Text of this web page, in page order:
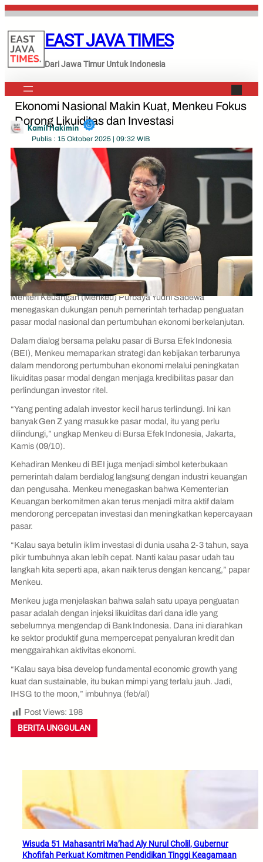
Lewati
konten
EAST JAVA TIMES
Dari Jawa Timur Untuk Indonesia
Ekonomi Nasional Makin Kuat, Menkeu Fokus
Dorong Likuiditas dan Investasi
Kamil Hakimin
Publis : 15 Oktober 2025 | 09:32 WIB
Menteri Keuangan (Menkeu) Purbaya Yudhi Sadewa
menegaskan dukungan penuh pemerintah terhadap penguatan
pasar modal nasional dan pertumbuhan ekonomi berkelanjutan.
Dalam dialog bersama pelaku pasar di Bursa Efek Indonesia
(BEI), Menkeu memaparkan strategi dan kebijakan terbarunya
dalam mendorong pertumbuhan ekonomi melalui peningkatan
likuiditas pasar modal dengan menjaga kredibilitas pasar dan
perlindungan investor ritel.
“Yang penting adalah investor kecil harus terlindungi. Ini kan
banyak Gen Z yang masuk ke pasar modal, itu yang perlu
dilindungi,” ungkap Menkeu di Bursa Efek Indonesia, Jakarta,
Kamis (09/10).
Kehadiran Menkeu di BEI juga menjadi simbol keterbukaan
pemerintah dalam berdialog langsung dengan industri keuangan
dan pengusaha. Menkeu menegaskan bahwa Kementerian
Keuangan berkomitmen akan terus menjadi mitra aktif dalam
mendorong percepatan investasi dan meningkatkan kepercayaan
pasar.
“Kalau saya betulin iklim investasi di dunia usaha 2-3 tahun, saya
pikir tumbuhnya akan lebih cepat. Nanti kalau pasar udah tau
langkah kita seperti apa, akan naik terus dengan kencang,” papar
Menkeu.
Menkeu juga menjelaskan bahwa salah satu upaya penguatan
pasar adalah dengan injeksi likuiditas dari dana idle yang
sebelumnya mengendap di Bank Indonesia. Dana ini diarahkan
ke sektor produktif guna mempercepat penyaluran kredit dan
menggairahkan aktivitas ekonomi.
“Kalau saya bisa develop fundamental economic growth yang
kuat dan sustainable, itu bukan mimpi yang terlalu jauh. Jadi,
IHSG to the moon,” imbuhnya (feb/al)
Post Views: 198
BERITA UNGGULAN
Wisuda 51 Mahasantri Ma’had Aly Nurul Cholil, Gubernur
Khofifah Perkuat Komitmen Pendidikan Tinggi Keagamaan